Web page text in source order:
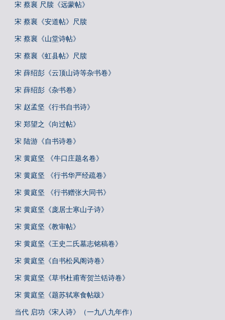
宋 蔡襄 尺牍《远蒙帖》
宋 蔡襄《安道帖》尺牍
宋 蔡襄《山堂诗帖》
宋 蔡襄《虹县帖》尺牍
宋 薛绍彭《云顶山诗等杂书卷》
宋 薛绍彭《杂书卷》
宋 赵孟坚《行书自书诗》
宋 郑望之《向过帖》
宋 陆游《自书诗卷》
宋 黄庭坚 《牛口庄题名卷》
宋 黄庭坚 《行书华严经疏卷》
宋 黄庭坚 《行书赠张大同书》
宋 黄庭坚《庞居士寒山子诗》
宋 黄庭坚《教审帖》
宋 黄庭坚《王史二氏墓志铭稿卷》
宋 黄庭坚《自书松风阁诗卷》
宋 黄庭坚《草书杜甫寄贺兰铦诗卷》
宋 黄庭坚《题苏轼寒食帖跋》
当代 启功《宋人诗》（一九八九年作）